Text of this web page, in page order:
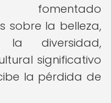
fomentado
sobre la belleza,
diversidad,
significativo
la pérdida de